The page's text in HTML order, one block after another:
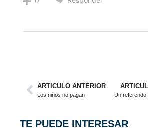
ARTICULO ANTERIOR
Los niños no pagan
TE PUEDE INTERESAR